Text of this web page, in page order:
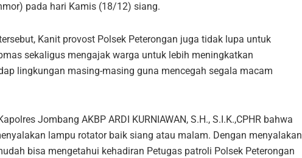
pada hari Kamis (18/12) siang.
Kanit provost Polsek Peterongan juga tidak lupa untuk
sekaligus mengajak warga untuk lebih meningkatkan
lingkungan masing-masing guna mencegah segala macam
Jombang AKBP ARDI KURNIAWAN, S.H., S.I.K.,CPHR bahwa
lampu rotator baik siang atau malam. Dengan menyalakan
bisa mengetahui kehadiran Petugas patroli Polsek Peterongan